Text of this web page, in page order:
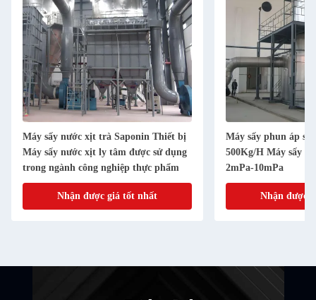
Máy sấy nước xịt trà Saponin Thiết bị
Máy sấy nước xịt ly tâm được sử dụng
trong ngành công nghiệp thực phẩm
Nhận được giá tốt nhất
Máy sấy phun áp
500Kg/H Máy sấy
2mPa-10mPa
Nhận được